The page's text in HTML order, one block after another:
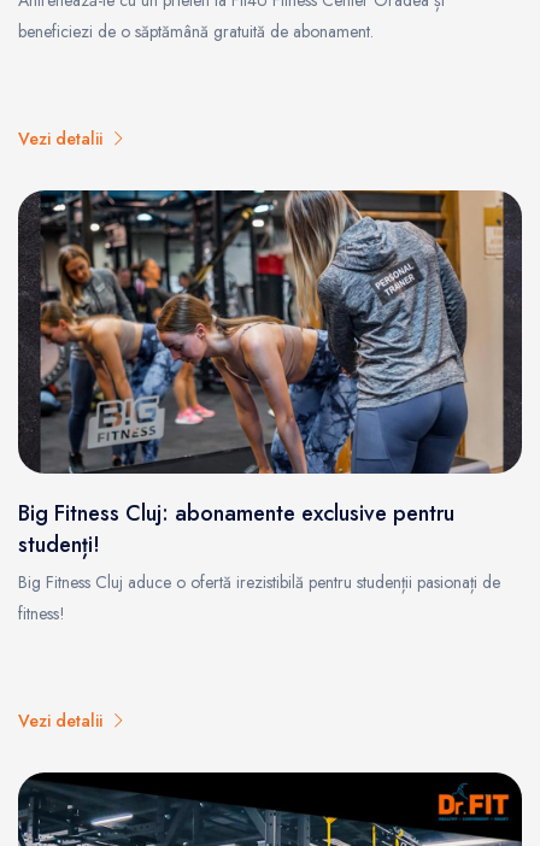
beneficiezi de o săptămână gratuită de abonament.
Vezi detalii
Big Fitness Cluj: abonamente exclusive pentru
studenți!
Big Fitness Cluj aduce o ofertă irezistibilă pentru studenții pasionați de
fitness!
Vezi detalii